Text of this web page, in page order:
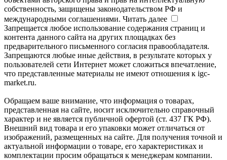
собственность, защищены законодательством РФ и
международными соглашениями. Читать далее
Запрещается любое использование содержания страниц и
контента данного сайта на других площадках без
предварительного письменного согласия правообладателя.
Запрещаются любые иные действия, в результате которых у
пользователей сети Интернет может сложиться впечатление,
что представленные материалы не имеют отношения к igc-
market.ru.
Обращаем ваше внимание, что информация о товарах,
представленная на сайте, носит исключительно справочный
характер и не является публичной офертой (ст. 437 ГК РФ).
Внешний вид товара и его упаковки может отличаться от
изображений, размещенных на сайте. Для получения точной и
актуальной информации о товаре, его характеристиках и
комплектации просим обращаться к менеджерам компании.